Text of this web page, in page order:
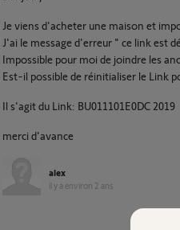
Je viens d'acheter une maison et
J'ai le message d'erreur " ce link est
Impossible pour moi de joindre les
Est-il possible de réinitialiser le Link
Il s'agit du Link: BU011101E0DC 2019
merci d'avance
alex
il y a environ 2 ans